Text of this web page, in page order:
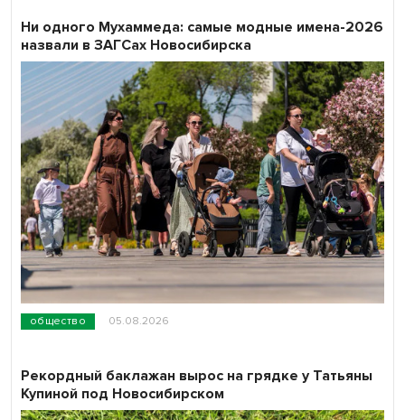
общество 05.08.2026
Ни одного Мухаммеда: самые модные имена-2026
назвали в ЗАГСах Новосибирска
Рекордный баклажан вырос на грядке у Татьяны
Купиной под Новосибирском